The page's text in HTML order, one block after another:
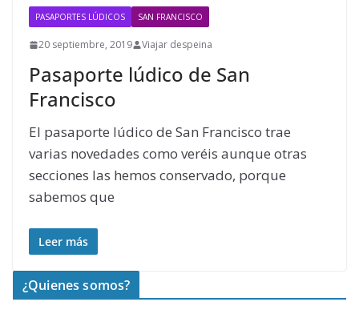
PASAPORTES LÚDICOS SAN FRANCISCO
20 septiembre, 2019 Viajar despeina
Pasaporte lúdico de San
Francisco
El pasaporte lúdico de San Francisco trae
varias novedades como veréis aunque otras
secciones las hemos conservado, porque
sabemos que
Leer más
¿Quienes somos?